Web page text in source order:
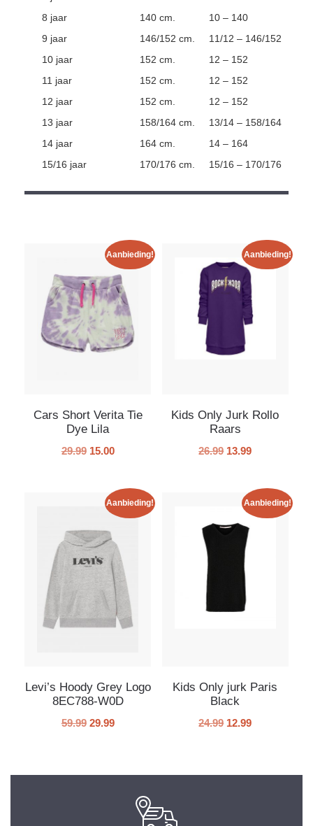
8 jaar
140 cm.
10 – 140
9 jaar
146/152 cm.
11/12 – 146/152
10 jaar
152 cm.
12 – 152
11 jaar
152 cm.
12 – 152
12 jaar
152 cm.
12 – 152
13 jaar
158/164 cm.
13/14 – 158/164
14 jaar
164 cm.
14 – 164
15/16 jaar
170/176 cm. 15/16 – 170/176
Aanbieding!
Cars Short Verita Tie
Dye Lila
29.99 15.00
Aanbieding!
Kids Only Jurk Rollo
Raars
26.99 13.99
Aanbieding!
Levi’s Hoody Grey Logo
8EC788-W0D
59.99 29.99
Aanbieding!
Kids Only jurk Paris
Black
24.99 12.99